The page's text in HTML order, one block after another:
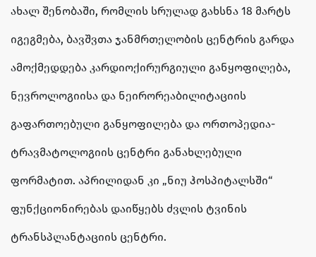
ახალ შენობაში, რომლის სრულად გახსნა 18 მარტს
იგეგმება, ბავშვთა ჯანმრთელობის ცენტრის გარდა
ამოქმედდება კარდიოქირურგიული განყოფილება,
ნევროლოგიისა და ნეირორეაბილიტაციის
გაფართოებული განყოფილება და ორთოპედია-
ტრავმატოლოგიის ცენტრი განახლებული
ფორმატით. აპრილიდან კი „ნიუ ჰოსპიტალსში“
ფუნქციონირებას დაიწყებს ძვლის ტვინის
ტრანსპლანტაციის ცენტრი.